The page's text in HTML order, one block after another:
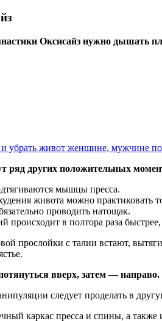
Оксисайз нужно дышать
и убрать живот женщине, мужчине
ряд других положительных
мышцы пресса.
живота можно практиковать
проводить натощак.
происходит в полтора раза
прослойки с талии встают,
вверх, затем — направо.
следует проделать в
каркас пресса и спины, а также